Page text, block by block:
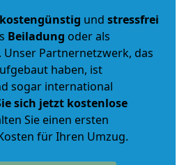
kostengünstig und stressfrei
Beiladung oder als
. Unser Partnernetzwerk, das
haben, ist
sogar international
sich jetzt kostenlose
Sie einen ersten
für Ihren Umzug.